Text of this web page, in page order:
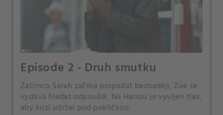
Episode 2 - Druh smutku
Zatímco Sarah začíná propadat beznaději, Zoë se
vydává hledat odpovědi. Na Hamzu je vyvíjen tlak,
aby krizi udržel pod pokličkou.